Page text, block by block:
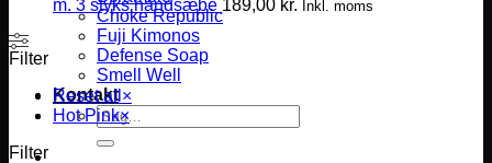
Choke Republic
Fuji Kimonos
Defense Soap
Smell Well
Kontakt
Søg
efter:
m. 3 styks håndsæbe 189,00 kr. Inkl. moms
Filter
Reset all ×
Hot Pink×
Filter